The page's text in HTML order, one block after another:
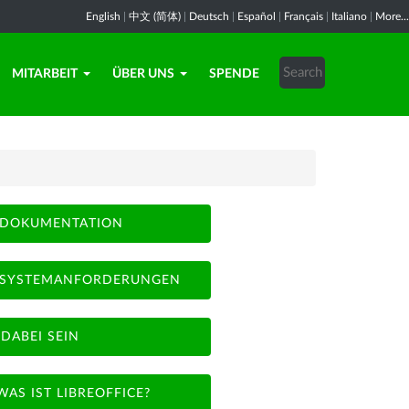
English 中文 (简体) Deutsch Español Français Italiano More...
MITARBEIT ÜBER UNS SPENDE
DOKUMENTATION
SYSTEMANFORDERUNGEN
DABEI SEIN
IST LIBREOFFICE?